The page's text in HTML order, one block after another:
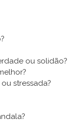
ou solidão?
stressada?